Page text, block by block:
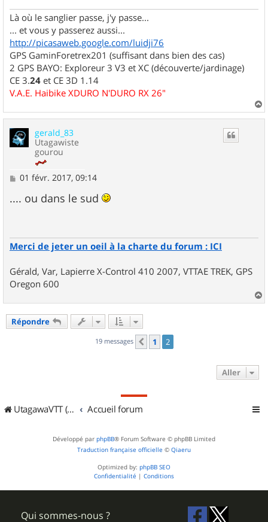
Là où le sanglier passe, j'y passe...
... et vous y passerez aussi...
http://picasaweb.google.com/luidji76
GPS GaminForetrex201 (suffisant dans bien des cas)
2 GPS BAYO: Exploreur 3 V3 et XC (découverte/jardinage)
CE 3.24 et CE 3D 1.14
V.A.E. Haibike XDURO N'DURO RX 26"
a
gerald_83
Utagawiste
gourou
M
s
01 févr. 2017, 09:14
.... ou dans le sud
Merci de jeter un oeil à la charte du forum : ICI
Gérald, Var, Lapierre X-Control 410 2007, VTTAE TREK, GPS
Oregon 600
a
Répondre
19 messages Précédent
1 2
Aller
UtagawaVTT (Randos VTT et VTTAE avec traces GPS) Accueil forum
Développé par phpBB® Forum Software © phpBB Limited
Traduction française officielle © Qiaeru
Optimized by: phpBB SEO
Confidentialité | Conditions
Qui sommes-nous ?